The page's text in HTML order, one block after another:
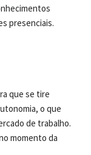
presenciais.
que se tire
o que
de trabalho.
momento da